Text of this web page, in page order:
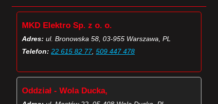
MKD Elektro Sp. z o. o.
Adres: ul. Bronowska 58, 03-955 Warszawa, PL
Telefon: 22 615 82 77, 509 447 478
Oddział - Wola Ducka,